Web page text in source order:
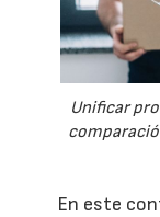
Unificar
En este